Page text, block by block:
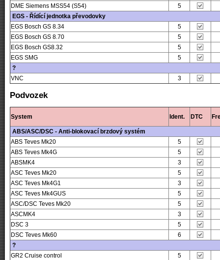
DME Siemens MSS54 (S54)
5
EGS - Řídící jednotka převodovky
EGS Bosch GS 8.34
5
EGS Bosch GS 8.70
5
EGS Bosch GS8.32
5
EGS SMG
5
?
VNC
3
Podvozek
System Ident. DTC
ABS/ASC/DSC - Anti-blokovací brzdový systém
ABS Teves Mk20
5
ABS Teves Mk4G
5
ABSMK4
3
ASC Teves Mk20
5
ASC Teves Mk4G1
3
ASC Teves Mk4GUS
5
ASC/DSC Teves Mk20
5
ASCMK4
3
DSC 3
5
DSC Teves Mk60
6
?
GR2 Cruise control
5